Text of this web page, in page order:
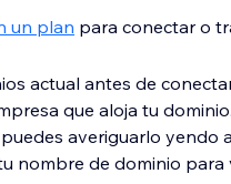
un plan para conectar o
actual antes de
que aloja tu
averiguarlo yendo
nombre de dominio para